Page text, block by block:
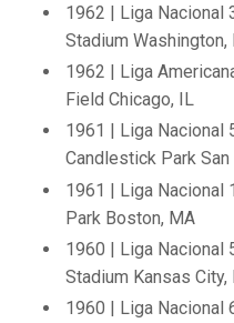
1962 | Liga Nacional
Stadium Washington,
1962 | Liga
Field Chicago, IL
1961 | Liga Nacional
Candlestick Park San
1961 | Liga Nacional
Park Boston, MA
1960 | Liga Nacional
Stadium Kansas City,
1960 | Liga Nacional